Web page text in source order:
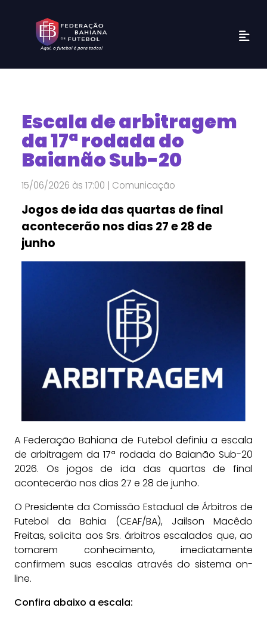
Escala de arbitragem
da 17ª rodada do
Baianão Sub-20
15/06/2026 às 17:00 | Comunicação
Jogos de ida das quartas de final
acontecerão nos dias 27 e 28 de
junho
A Federação Bahiana de Futebol definiu a escala
de arbitragem da 17ª rodada do Baianão Sub-20
2026. Os jogos de ida das quartas de final
acontecerão nos dias 27 e 28 de junho.
O Presidente da Comissão Estadual de Árbitros de
Futebol da Bahia (CEAF/BA), Jailson Macêdo
Freitas, solicita aos Srs. árbitros escalados que, ao
tomarem conhecimento, imediatamente
confirmem suas escalas através do sistema on-
line.
Confira abaixo a escala: